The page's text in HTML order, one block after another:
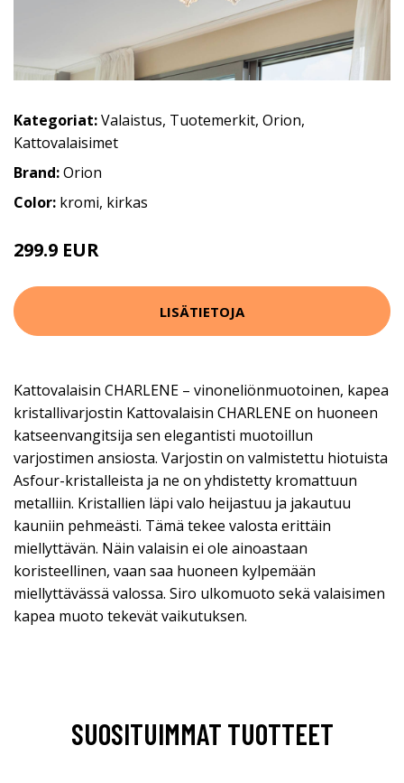
Kategoriat:Valaistus, Tuotemerkit, Orion,
Kattovalaisimet
Brand:Orion
Color: kromi, kirkas
299.9 EUR
LISÄTIETOJA
Kattovalaisin CHARLENE – vinoneliönmuotoinen, kapea
kristallivarjostin Kattovalaisin CHARLENE on huoneen
katseenvangitsija sen elegantisti muotoillun
varjostimen ansiosta. Varjostin on valmistettu hiotuista
Asfour-kristalleista ja ne on yhdistetty kromattuun
metalliin. Kristallien läpi valo heijastuu ja jakautuu
kauniin pehmeästi. Tämä tekee valosta erittäin
miellyttävän. Näin valaisin ei ole ainoastaan
koristeellinen, vaan saa huoneen kylpemään
miellyttävässä valossa. Siro ulkomuoto sekä valaisimen
kapea muoto tekevät vaikutuksen.
SUOSITUIMMAT TUOTTEET